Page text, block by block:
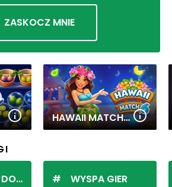
ZASKOCZ MNIE
HAWAII MATCH 6
WYSPA GIER